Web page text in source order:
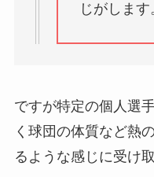
じがします
ですが特定の個人選
く球団の体質など熱
るような感じに受け